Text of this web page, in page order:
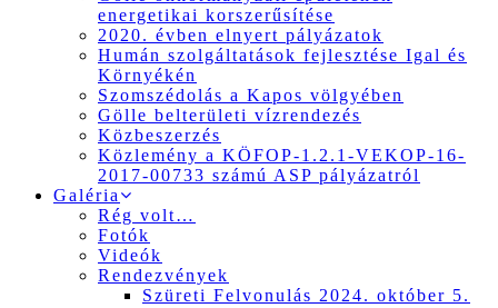
energetikai korszerűsítése
2020. évben elnyert pályázatok
Humán szolgáltatások fejlesztése Igal és
Környékén
Szomszédolás a Kapos völgyében
Gölle belterületi vízrendezés
Közbeszerzés
Közlemény a KÖFOP-1.2.1-VEKOP-16-
2017-00733 számú ASP pályázatról
Galéria
Rég volt…
Fotók
Videók
Rendezvények
Szüreti Felvonulás 2024. október 5.